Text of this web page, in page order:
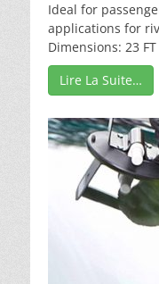
Ideal for
applications for
Dimensions: 23
Lire La Suite…